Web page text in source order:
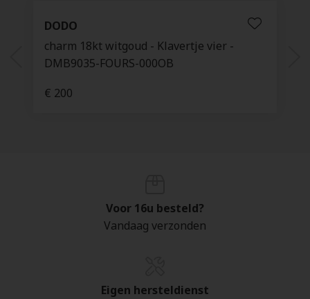
DODO
charm 18kt witgoud - Klavertje vier -
DMB9035-FOURS-000OB
€ 200
Voor 16u besteld?
Vandaag verzonden
Eigen hersteldienst